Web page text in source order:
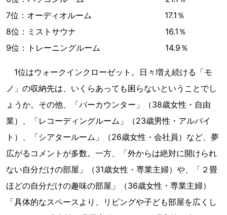
7位：オーディオルーム 17.1％
8位：ミストサウナ 16.1％
9位：トレーニングルーム 14.9％
1位はウォークインクローゼット。日々増え続ける「モ
ノ」の収納先は、いくらあっても困らないということでし
ょうか。その他、「バーカウンター」（38歳女性・自由
業）、「レコーディングルーム」（23歳男性・アルバイ
ト）、「シアタールーム」（26歳女性・会社員）など、夢
広がるコメントが多数。一方、「外からは絶対に開けられ
ない自分だけの部屋」（31歳女性・専業主婦）や、「２畳
ほどの自分だけの趣味の部屋」（36歳女性・専業主婦）
「具体的なスペースより、リビングや子ども部屋を広くし